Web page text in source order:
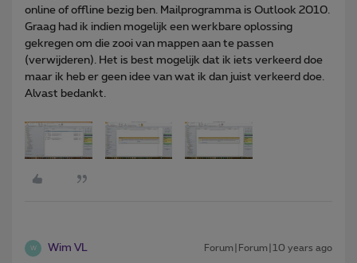
online of offline bezig ben. Mailprogramma is Outlook 2010.
Graag had ik indien mogelijk een werkbare oplossing
gekregen om die zooi van mappen aan te passen
(verwijderen). Het is best mogelijk dat ik iets verkeerd doe
maar ik heb er geen idee van wat ik dan juist verkeerd doe.
Alvast bedankt.
W Wim VL Forum|Forum|10 years ago